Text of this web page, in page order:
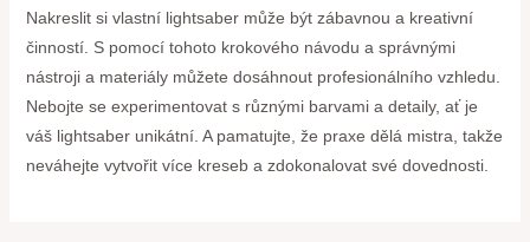
Nakreslit si vlastní lightsaber může být zábavnou a kreativní
činností. S pomocí tohoto krokového návodu a správnými
nástroji a materiály můžete dosáhnout profesionálního vzhledu.
Nebojte se experimentovat s různými barvami a detaily, ať je
váš lightsaber unikátní. A pamatujte, že praxe dělá mistra, takže
neváhejte vytvořit více kreseb a zdokonalovat své dovednosti.